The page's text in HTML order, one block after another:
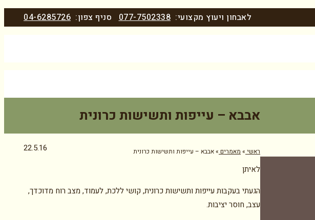
לאבחון ויעוץ מקצועי: 077-7502338 סניף צפון: 04-6285726
אבבא – עייפות ותשישות כרונית
ראשי » מאמרים »אבבא – עייפות ותשישות כרונית
לאיתן
הגעתי בעקבות עייפות ותשישות כרונית, קושי ללכת, לעמוד, מצב רוח מדוכדך,
עצב, חוסר יציבות.